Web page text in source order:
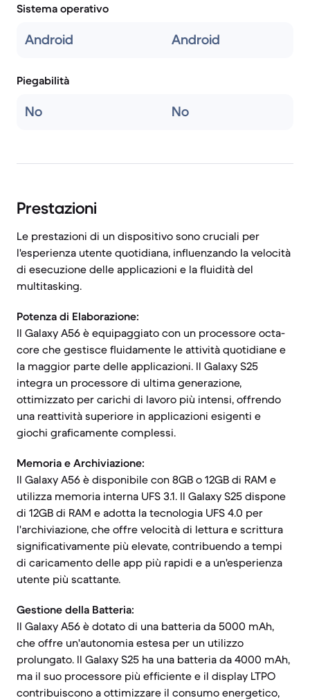
Sistema operativo
Android Android
Piegabilità
No No
Prestazioni
Le prestazioni di un dispositivo sono cruciali per
l'esperienza utente quotidiana, influenzando la velocità
di esecuzione delle applicazioni e la fluidità del
multitasking.
Potenza di Elaborazione:
Il Galaxy A56 è equipaggiato con un processore octa-
core che gestisce fluidamente le attività quotidiane e
la maggior parte delle applicazioni. Il Galaxy S25
integra un processore di ultima generazione,
ottimizzato per carichi di lavoro più intensi, offrendo
una reattività superiore in applicazioni esigenti e
giochi graficamente complessi.
Memoria e Archiviazione:
Il Galaxy A56 è disponibile con 8GB o 12GB di RAM e
utilizza memoria interna UFS 3.1. Il Galaxy S25 dispone
di 12GB di RAM e adotta la tecnologia UFS 4.0 per
l'archiviazione, che offre velocità di lettura e scrittura
significativamente più elevate, contribuendo a tempi
di caricamento delle app più rapidi e a un'esperienza
utente più scattante.
Gestione della Batteria:
Il Galaxy A56 è dotato di una batteria da 5000 mAh,
che offre un'autonomia estesa per un utilizzo
prolungato. Il Galaxy S25 ha una batteria da 4000 mAh,
ma il suo processore più efficiente e il display LTPO
contribuiscono a ottimizzare il consumo energetico,